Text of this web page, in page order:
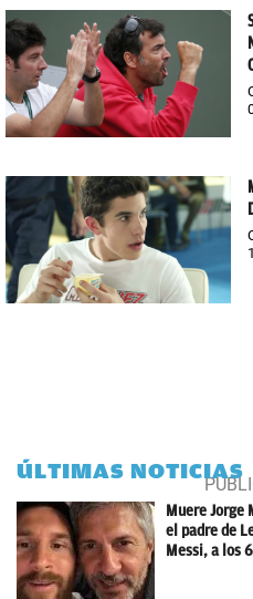
ÚLTIMAS NOTICIAS
Muere Jorge
el padre de
Messi, a los